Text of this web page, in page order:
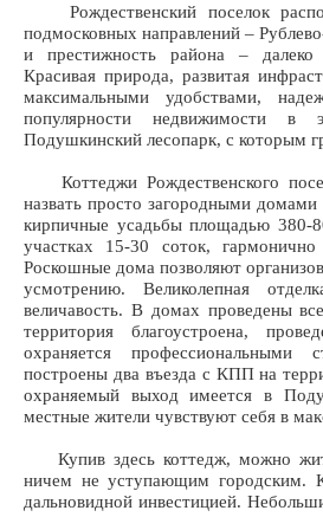
Рождественский поселок
подмосковных направлений –
и престижность района –
Красивая природа, развитая
максимальными удобствами,
популярности недвижимости в
Подушкинский лесопарк, с которым
Коттеджи Рождественского
назвать просто загородными
кирпичные усадьбы площадью 380-
участках 15-30 соток,
Роскошные дома позволяют
усмотрению. Великолепная
величавость. В домах проведены
территория благоустроена,
охраняется профессиональными
построены два въезда с КПП на
охраняемый выход имеется в
местные жители чувствуют себя в
Купив здесь коттедж, можно
ничем не уступающим городским.
дальновидной инвестицией.